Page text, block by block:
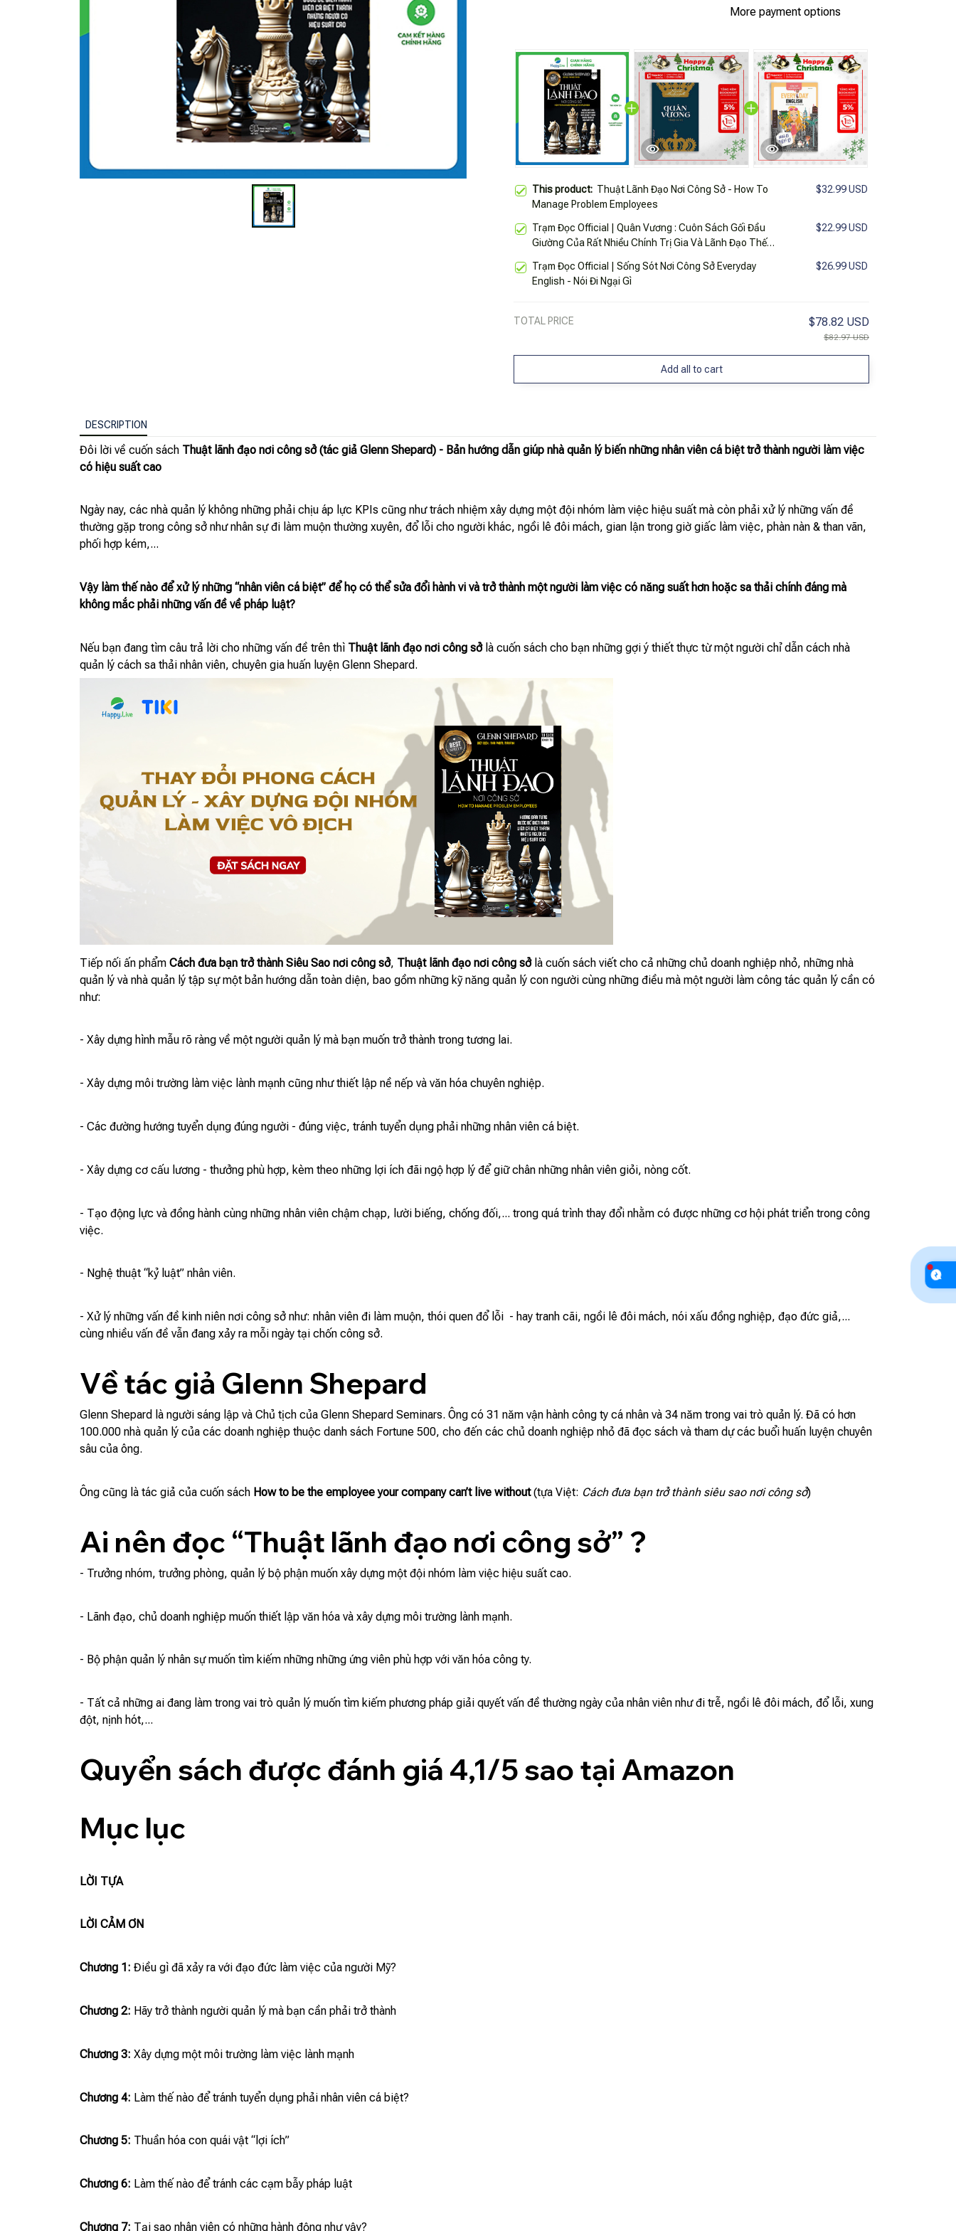
More payment options
This product: Thuật Lãnh Đạo Nơi Công Sở - How To
Manage Problem Employees
$32.99 USD
Trạm Đọc Official | Quân Vương : Cuôn Sách Gối Đầu
Giường Của Rất Nhiều Chính Trị Gia Và Lãnh Đạo Thế
$22.99 USD
Trạm Đọc Official | Sống Sót Nơi Công Sở Everyday
English - Nói Đi Ngại Gì
$26.99 USD
TOTAL PRICE $78.82 USD
$82.97 USD
Add all to cart
DESCRIPTION
Đôi lời về cuốn sách Thuật lãnh đạo nơi công sở (tác giả Glenn Shepard) - Bản hướng dẫn giúp nhà quản lý biến những nhân viên cá biệt trở thành người làm việc
có hiệu suất cao
Ngày nay, các nhà quản lý không những phải chịu áp lực KPIs cũng như trách nhiệm xây dựng một đội nhóm làm việc hiệu suất mà còn phải xử lý những vấn đề
thường gặp trong công sở như nhân sự đi làm muộn thường xuyên, đổ lỗi cho người khác, ngồi lê đôi mách, gian lận trong giờ giấc làm việc, phàn nàn & than vãn,
phối hợp kém,...
Vậy làm thế nào để xử lý những “nhân viên cá biệt” để họ có thể sửa đổi hành vi và trở thành một người làm việc có năng suất hơn hoặc sa thải chính đáng mà
không mắc phải những vấn đề về pháp luật?
Nếu bạn đang tìm câu trả lời cho những vấn đề trên thì Thuật lãnh đạo nơi công sởlà cuốn sách cho bạn những gợi ý thiết thực từ một người chỉ dẫn cách nhà
quản lý cách sa thải nhân viên, chuyên gia huấn luyện Glenn Shepard.
Tiếp nối ấn phẩm Cách đưa bạn trở thành Siêu Sao nơi công sở, Thuật lãnh đạo nơi công sở là cuốn sách viết cho cả những chủ doanh nghiệp nhỏ, những nhà
quản lý và nhà quản lý tập sự một bản hướng dẫn toàn diện, bao gồm những kỹ năng quản lý con người cùng những điều mà một người làm công tác quản lý cần có
như:
- Xây dựng hình mẫu rõ ràng về một người quản lý mà bạn muốn trở thành trong tương lai.
- Xây dựng môi trường làm việc lành mạnh cũng như thiết lập nề nếp và văn hóa chuyên nghiệp.
- Các đường hướng tuyển dụng đúng người - đúng việc, tránh tuyển dụng phải những nhân viên cá biệt.
- Xây dựng cơ cấu lương - thưởng phù hợp, kèm theo những lợi ích đãi ngộ hợp lý để giữ chân những nhân viên giỏi, nòng cốt.
- Tạo động lực và đồng hành cùng những nhân viên chậm chạp, lười biếng, chống đối,... trong quá trình thay đổi nhằm có được những cơ hội phát triển trong công
việc.
- Nghệ thuật “kỷ luật” nhân viên.
- Xử lý những vấn đề kinh niên nơi công sở như: nhân viên đi làm muộn, thói quen đổ lỗi - hay tranh cãi, ngồi lê đôi mách, nói xấu đồng nghiệp, đạo đức giả,...
cùng nhiều vấn đề vẫn đang xảy ra mỗi ngày tại chốn công sở.
Về tác giả Glenn Shepard
Glenn Shepard là người sáng lập và Chủ tịch của Glenn Shepard Seminars. Ông có 31 năm vận hành công ty cá nhân và 34 năm trong vai trò quản lý. Đã có hơn
100.000 nhà quản lý của các doanh nghiệp thuộc danh sách Fortune 500, cho đến các chủ doanh nghiệp nhỏ đã đọc sách và tham dự các buổi huấn luyện chuyên
sâu của ông.
Ông cũng là tác giả của cuốn sách How to be the employee your company can’t live without(tựa Việt: Cách đưa bạn trở thành siêu sao nơi công sở)
Ai nên đọc “Thuật lãnh đạo nơi công sở” ?
- Trưởng nhóm, trưởng phòng, quản lý bộ phận muốn xây dựng một đội nhóm làm việc hiệu suất cao.
- Lãnh đạo, chủ doanh nghiệp muốn thiết lập văn hóa và xây dựng môi trường lành mạnh.
- Bộ phận quản lý nhân sự muốn tìm kiếm những những ứng viên phù hợp với văn hóa công ty.
- Tất cả những ai đang làm trong vai trò quản lý muốn tìm kiếm phương pháp giải quyết vấn đề thường ngày của nhân viên như đi trễ, ngồi lê đôi mách, đổ lỗi, xung
đột, nịnh hót,...
Quyển sách được đánh giá 4,1/5 sao tại Amazon
Mục lục
LỜI TỰA
LỜI CẢM ƠN
Chương 1: Điều gì đã xảy ra với đạo đức làm việc của người Mỹ?
Chương 2: Hãy trở thành người quản lý mà bạn cần phải trở thành
Chương 3: Xây dựng một môi trường làm việc lành mạnh
Chương 4: Làm thế nào để tránh tuyển dụng phải nhân viên cá biệt?
Chương 5: Thuần hóa con quái vật “lợi ích”
Chương 6: Làm thế nào để tránh các cạm bẫy pháp luật
Chương 7: Tại sao nhân viên có những hành động như vậy?